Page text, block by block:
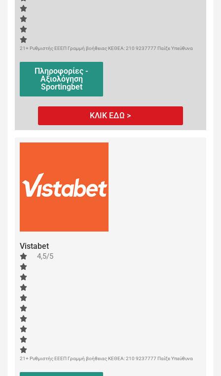
21+ Ρυθμιστής ΕΕΕΠ Γραμμή βοήθειας ΚΕΘΕΑ: 210 9237777 Παίξε Υπεύθυνα
Πληροφορίες -
Αξιολόγηση
Sportingbet
ΚΛΙΚ ΕΔΩ >
Vistabet
4,5/5
21+ Ρυθμιστής ΕΕΕΠ Γραμμή βοήθειας ΚΕΘΕΑ: 210 9237777 Παίξε Υπεύθυνα